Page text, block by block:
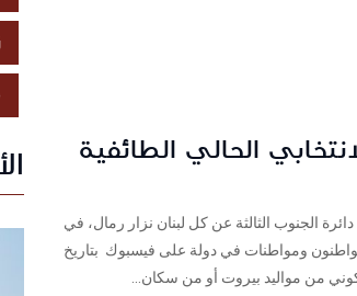
الحالي الطائفية
الجنوب الثالثة عن كل لبنان نزار رمال، في
ومواطنات في دولة على فيسبوك بتاريخ